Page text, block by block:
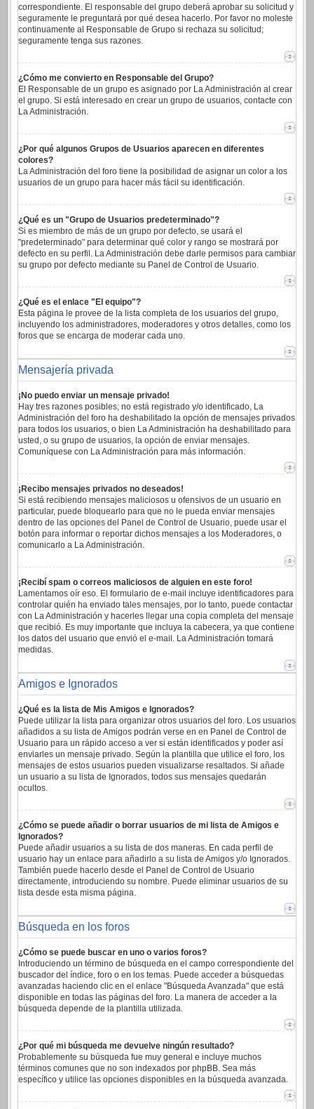
correspondiente. El responsable del grupo deberá aprobar su solicitud y
seguramente le preguntará por qué desea hacerlo. Por favor no moleste
continuamente al Responsable de Grupo si rechaza su solicitud;
seguramente tenga sus razones.
¿Cómo me convierto en Responsable del Grupo?
El Responsable de un grupo es asignado por La Administración al crear
el grupo. Si está interesado en crear un grupo de usuarios, contacte con
La Administración.
¿Por qué algunos Grupos de Usuarios aparecen en diferentes
colores?
La Administración del foro tiene la posibilidad de asignar un color a los
usuarios de un grupo para hacer más fácil su identificación.
¿Qué es un "Grupo de Usuarios predeterminado"?
Si es miembro de más de un grupo por defecto, se usará el
"predeterminado" para determinar qué color y rango se mostrará por
defecto en su perfil. La Administración debe darle permisos para cambiar
su grupo por defecto mediante su Panel de Control de Usuario.
¿Qué es el enlace "El equipo"?
Esta página le provee de la lista completa de los usuarios del grupo,
incluyendo los administradores, moderadores y otros detalles, como los
foros que se encarga de moderar cada uno.
Mensajería privada
¡No puedo enviar un mensaje privado!
Hay tres razones posibles; no está registrado y/o identificado, La
Administración del foro ha deshabilitado la opción de mensajes privados
para todos los usuarios, o bien La Administración ha deshabilitado para
usted, o su grupo de usuarios, la opción de enviar mensajes.
Comuníquese con La Administración para más información.
¡Recibo mensajes privados no deseados!
Si está recibiendo mensajes maliciosos u ofensivos de un usuario en
particular, puede bloquearlo para que no le pueda enviar mensajes
dentro de las opciones del Panel de Control de Usuario, puede usar el
botón para informar o reportar dichos mensajes a los Moderadores, o
comunicarlo a La Administración.
¡Recibí spam o correos maliciosos de alguien en este foro!
Lamentamos oír eso. El formulario de e-mail incluye identificadores para
controlar quién ha enviado tales mensajes, por lo tanto, puede contactar
con La Administración y hacerles llegar una copia completa del mensaje
que recibió. Es muy importante que incluya la cabecera, ya que contiene
los datos del usuario que envió el e-mail. La Administración tomará
medidas.
Amigos e Ignorados
¿Qué es la lista de Mis Amigos e Ignorados?
Puede utilizar la lista para organizar otros usuarios del foro. Los usuarios
añadidos a su lista de Amigos podrán verse en en Panel de Control de
Usuario para un rápido acceso a ver si están identificados y poder así
enviarles un mensaje privado. Según la plantilla que utilice el foro, los
mensajes de estos usuarios pueden visualizarse resaltados. Si añade
un usuario a su lista de Ignorados, todos sus mensajes quedarán
ocultos.
¿Cómo se puede añadir o borrar usuarios de mi lista de Amigos e
Ignorados?
Puede añadir usuarios a su lista de dos maneras. En cada perfil de
usuario hay un enlace para añadirlo a su lista de Amigos y/o Ignorados.
También puede hacerlo desde el Panel de Control de Usuario
directamente, introduciendo su nombre. Puede eliminar usuarios de su
lista desde esta misma página.
Búsqueda en los foros
¿Cómo se puede buscar en uno o varios foros?
Introduciendo un término de búsqueda en el campo correspondiente del
buscador del índice, foro o en los temas. Puede acceder a búsquedas
avanzadas haciendo clic en el enlace "Búsqueda Avanzada" que está
disponible en todas las páginas del foro. La manera de acceder a la
búsqueda depende de la plantilla utilizada.
¿Por qué mi búsqueda me devuelve ningún resultado?
Probablemente su búsqueda fue muy general e incluye muchos
términos comunes que no son indexados por phpBB. Sea más
específico y utilice las opciones disponibles en la búsqueda avanzada.